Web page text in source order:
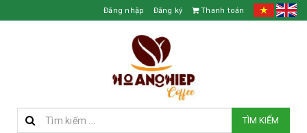
Đăng nhập Đăng ký Thanh toán
TÌM KIẾM